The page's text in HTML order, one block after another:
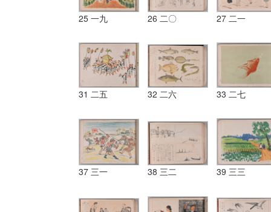
25 一九 26 二〇 27 二一
31 二五 32 二六 33 二七
37 三一 38 三二 39 三三